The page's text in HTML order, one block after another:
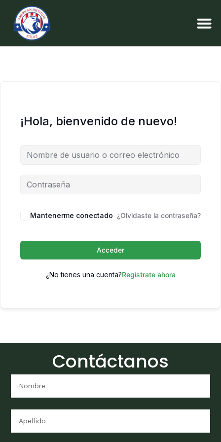
¡Hola, bienvenido de nuevo!
Mantenerme conectado ¿Olvidaste la contraseña?
Acceder
¿No tienes una cuenta?Regístrate ahora
Contáctanos